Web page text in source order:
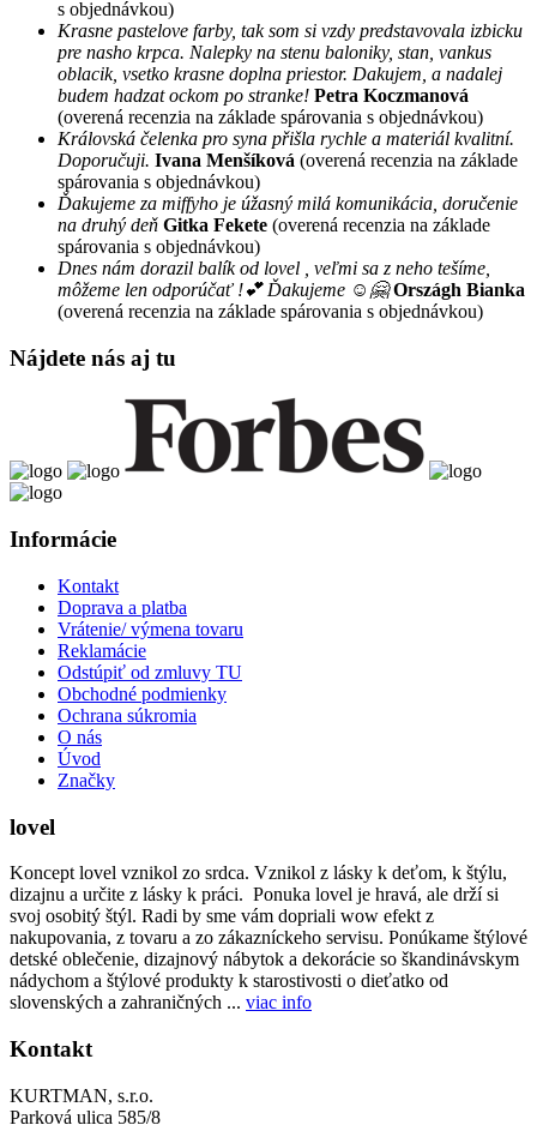
s objednávkou)
Krasne pastelove farby, tak som si vzdy predstavovala izbicku
pre nasho krpca. Nalepky na stenu baloniky, stan, vankus
oblacik, vsetko krasne doplna priestor. Dakujem, a nadalej
budem hadzat ockom po stranke! Petra Koczmanová
(overená recenzia na základe spárovania s objednávkou)
Královská čelenka pro syna přišla rychle a materiál kvalitní.
Doporučuji. Ivana Menšíková (overená recenzia na základe
spárovania s objednávkou)
Ďakujeme za miffyho je úžasný milá komunikácia, doručenie
na druhý deň Gitka Fekete (overená recenzia na základe
spárovania s objednávkou)
Dnes nám dorazil balík od lovel , veľmi sa z neho tešíme,
môžeme len odporúčať !💕 Ďakujeme ☺️🤗 Országh Bianka
(overená recenzia na základe spárovania s objednávkou)
Nájdete nás aj tu
Informácie
Kontakt
Doprava a platba
Vrátenie/ výmena tovaru
Reklamácie
Odstúpiť od zmluvy TU
Obchodné podmienky
Ochrana súkromia
O nás
Úvod
Značky
lovel
Koncept lovel vznikol zo srdca. Vznikol z lásky k deťom, k štýlu,
dizajnu a určite z lásky k práci. Ponuka lovel je hravá, ale drží si
svoj osobitý štýl. Radi by sme vám dopriali wow efekt z
nakupovania, z tovaru a zo zákazníckeho servisu. Ponúkame štýlové
detské oblečenie, dizajnový nábytok a dekorácie so škandinávskym
nádychom a štýlové produkty k starostivosti o dieťatko od
slovenských a zahraničných ... viac info
Kontakt
KURTMAN, s.r.o.
Parková ulica 585/8